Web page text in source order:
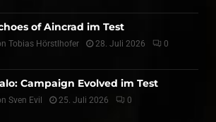
of Aincrad im Test
Tobias Hörstlhofer 28. Juli 2026 0
Campaign Evolved im Test
Sven Evil 25. Juli 2026 0